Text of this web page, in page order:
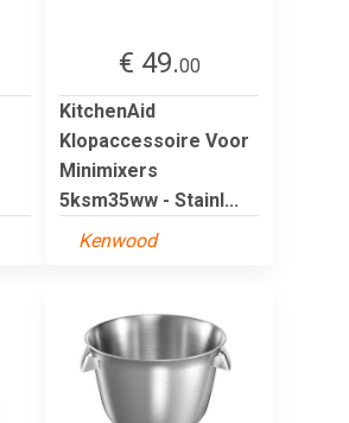
€ 49.00
KitchenAid
Klopaccessoire Voor
Minimixers
5ksm35ww - Stainl...
Kenwood